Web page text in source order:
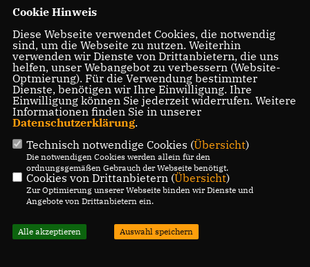
Cookie Hinweis
Diese Webseite verwendet Cookies, die notwendig
sind, um die Webseite zu nutzen. Weiterhin
verwenden wir Dienste von Drittanbietern, die uns
helfen, unser Webangebot zu verbessern (Website-
Optmierung). Für die Verwendung bestimmter
Dienste, benötigen wir Ihre Einwilligung. Ihre
Einwilligung können Sie jederzeit widerrufen. Weitere
Informationen finden Sie in unserer
Datenschutzerklärung.
Technisch notwendige Cookies (Übersicht)
Die notwendigen Cookies werden allein für den
ordnungsgemäßen Gebrauch der Webseite benötigt.
Cookies von Drittanbietern (Übersicht)
Zur Optimierung unserer Webseite binden wir Dienste und
Angebote von Drittanbietern ein.
Alle akzeptieren Auswahl speichern